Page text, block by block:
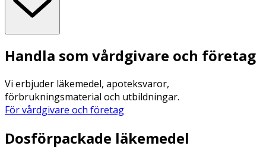
Handla som vårdgivare och företag
Vi erbjuder läkemedel, apoteksvaror,
förbrukningsmaterial och utbildningar.
För vårdgivare och företag
Dosförpackade läkemedel